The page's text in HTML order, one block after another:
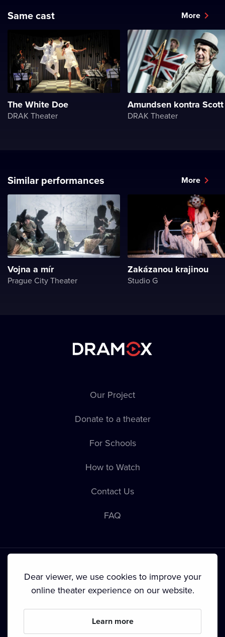
Same cast More
The White Doe
DRAK Theater
Amundsen kontra Scott
DRAK Theater
Similar performances More
Vojna a mír
Prague City Theater
Zakázanou krajinou
Studio G
Our Project
Donate to a theater
For Schools
How to Watch
Contact Us
FAQ
•Broadcasting
Dear viewer, we use cookies to improve your
online theater experience on our website.
Learn more